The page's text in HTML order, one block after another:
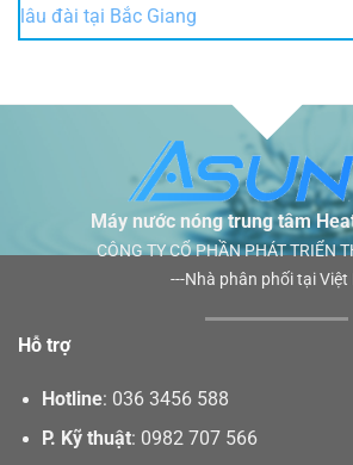
lâu đài tại Bắc Giang
Máy nước nóng trung tâm
CÔNG TY CỔ PHẦN PHÁT TRIỂN
---Nhà phân phối tại Việt
Hỗ trợ
Hotline: 036 3456 588
P. Kỹ thuật: 0982 707 566